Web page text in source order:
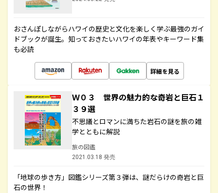
おさんぽしながらハワイの歴史と文化を楽しく学ぶ最強のガイ
ドブックが誕生。知っておきたいハワイの年表やキーワード集
も必読
詳細を見る
Ｗ０３ 世界の魅力的な奇岩と巨石１
３９選
不思議とロマンに満ちた岩石の謎を旅の雑
学とともに解説
旅の図鑑
2021.03.18 発売
「地球の歩き方」図鑑シリーズ第３弾は、謎だらけの奇岩と巨
石の世界！